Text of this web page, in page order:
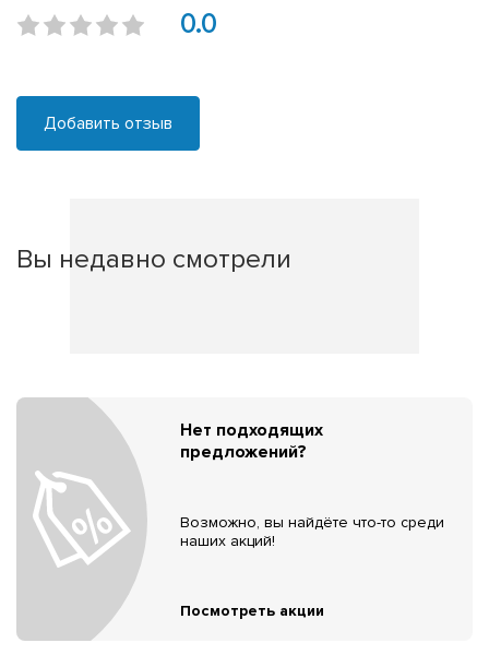
0.0
Добавить отзыв
Вы недавно смотрели
Нет подходящих
предложений?
Возможно, вы найдёте что-то среди
наших акций!
Посмотреть акции